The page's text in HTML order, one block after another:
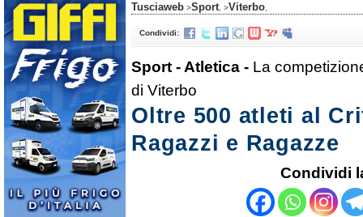
Tusciaweb >Sport , >Viterbo
Condividi:
Sport - Atletica - La
di Viterbo
Oltre 500 atleti al
Ragazzi e Ragazze
Condividi